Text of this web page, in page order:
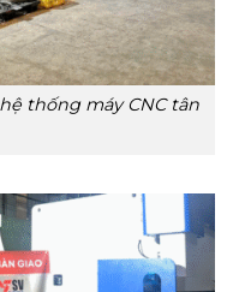
thống máy CNC tân